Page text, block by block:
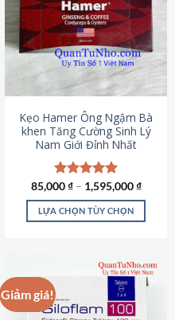
thể.
Các
tùy
chọn
có
thể
được
chọn
trên
trang
sản
phẩm
Kẹo Hamer Ông Ngậm Bà
khen Tăng Cường Sinh Lý
Nam Giới Đỉnh Nhất
Được xếp
hạng5.00
5 sao
85,000₫– 1,595,000₫
LỰA CHỌN TÙY CHỌN
này
nhiều
biến
Giảm giá!